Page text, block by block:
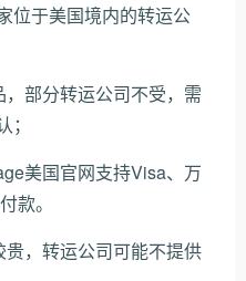
位于美国境内的转运公
部分转运公司不受，需
美国官网支持Visa、万
款。
，转运公司可能不提供